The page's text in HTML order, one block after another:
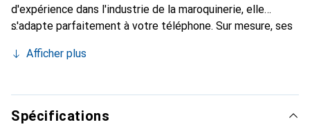
d'expérience dans l'industrie de la maroquinerie, elle
s'adapte parfaitement à votre téléphone. Sur mesure, ses
Elle devient l'accessoire chic et indispensable pour votre
produits de haute qualité, la marque Noreve est un choix
fiable pour une clientèle exigeante.
Afficher plus
Spécifications